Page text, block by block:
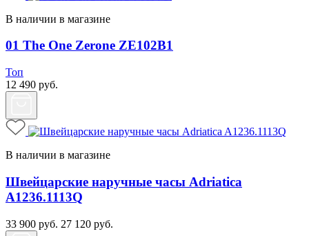
В наличии в магазине
01 The One Zerone ZE102B1
Топ
12 490 руб.
В наличии в магазине
Швейцарские наручные часы Adriatica
A1236.1113Q
33 900 руб. 27 120 руб.